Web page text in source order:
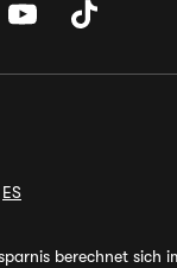
ES
berechnet sich